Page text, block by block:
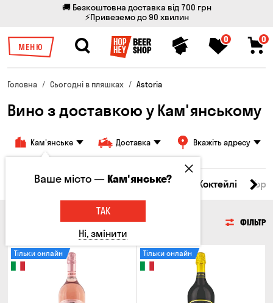
🚚 Безкоштовна доставка від 700 грн
⚡Привеземо до 90 хвилин
МЕНЮ
0 0
Головна Сьогодні в пляшках Astoria
Вино з доставкою у Кам'янському
Кам'янське Доставка Вкажіть адресу
Пиво Сидр Вино Віскі Коктейлі
ФІЛЬТР
Тільки онлайн Тільки онлайн
Ваше місто —Кам'янське?
ТАК
Ні, змінити